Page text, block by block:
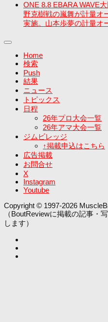
ONE 8.8 EBARA WAVE
野克樹戦の嵐舞が計量オ
実施。山本歩夢の計量オ
Home
検索
Push
結果
ニュース
トピックス
日程
26年プロ大会一覧
26年アマ大会一覧
ジムビレッジ
↑掲載申込はこちら
広告掲載
お問合せ
X
Instagram
Youtube
Copyright © 1997-2026
（BoutReviewに掲載の記事・
します）